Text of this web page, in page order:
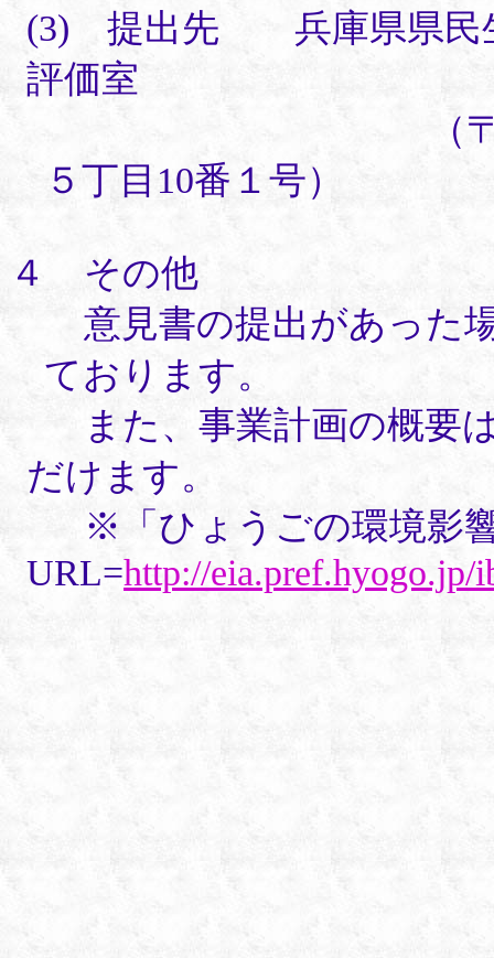
(3) 提出先 兵庫県県民生
評価室
（〒650-8567
５丁目10番１号）
４ その他
意見書の提出があった場
ております。
また、事業計画の概要は
だけます。
※「ひょうごの環境影響
URL=http://